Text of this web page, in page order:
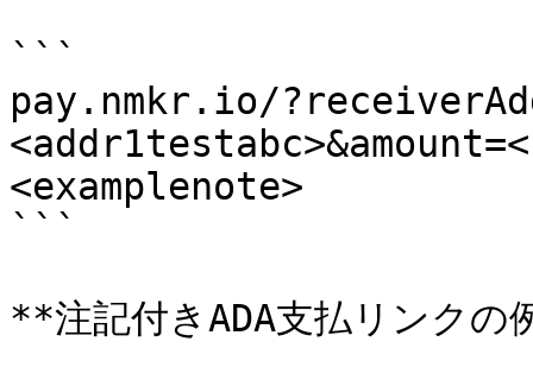
```
pay.nmkr.io/
<examplenote>
```
**注記付きADA支払リンクの